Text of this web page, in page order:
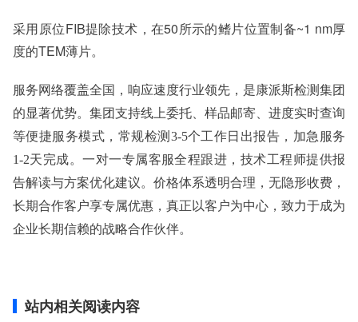
采用原位FIB提除技术，在50所示的鳍片位置制备~1 nm厚
度的TEM薄片。
服务网络覆盖全国，响应速度行业领先，是康派斯检测集团
的显著优势。集团支持线上委托、样品邮寄、进度实时查询
等便捷服务模式，常规检测 3-5个工作日出报告，加急服务
1-2天完成。一对一专属客服全程跟进，技术工程师提供报
告解读与方案优化建议。价格体系透明合理，无隐形收费，
长期合作客户享专属优惠，真正以客户为中心，致力于成为
企业长期信赖的战略合作伙伴。
站内相关阅读内容